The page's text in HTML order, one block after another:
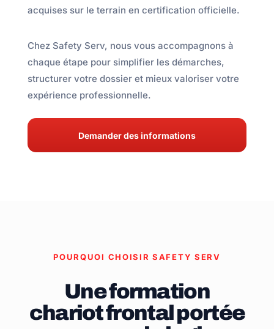
acquises sur le terrain en certification officielle.
Chez Safety Serv, nous vous accompagnons à
chaque étape pour simplifier les démarches,
structurer votre dossier et mieux valoriser votre
expérience professionnelle.
Demander des informations
POURQUOI CHOISIR SAFETY SERV
Une formation
chariot frontal portée